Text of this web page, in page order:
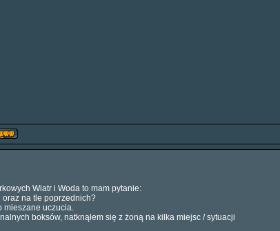
Wiatr i Woda to mam pytanie:
na tle poprzednich?
mieszane uczucia.
boksów, natknąłem się z żoną na kilka miejsc / sytuacji